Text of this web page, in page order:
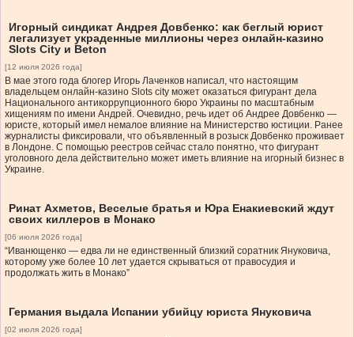
Игорный синдикат Андрея Довбенко: как беглый юрист
легализует украденные миллионы через онлайн-казино
Slots City и Beton
[12 июля 2026 года]
В мае этого года блогер Игорь Лаченков написал, что настоящим
владельцем онлайн-казино Slots city может оказаться фигурант дела
Национального антикоррупционного бюро Украины по масштабным
хищениям по имени Андрей. Очевидно, речь идет об Андрее Довбенко —
юристе, который имел немалое влияние на Министерство юстиции. Ранее
журналисты фиксировали, что объявленный в розыск Довбенко проживает
в Лондоне. С помощью реестров сейчас стало понятно, что фигурант
уголовного дела действительно может иметь влияние на игорный бизнес в
Украине.
Ринат Ахметов, Веселые братья и Юра Енакиевский ждут
своих киллеров в Монако
[06 июля 2026 года]
“Иванющенко — едва ли не единственный близкий соратник Януковича,
которому уже более 10 лет удается скрываться от правосудия и
продолжать жить в Монако”
Германия выдала Испании убийцу юриста Януковича
[02 июля 2026 года]